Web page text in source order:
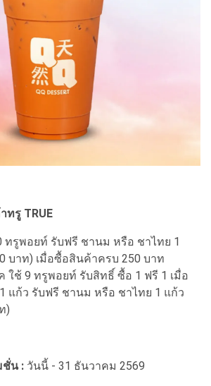
ทรู TRUE
ทรูพอยท์ รับฟรี ชานม หรือ ชาไทย 1
บาท) เมื่อซื้อสินค้าครบ 250 บาท
ใช้ 9 ทรูพอยท์ รับสิทธิ์ ซื้อ 1 ฟรี 1 เมื่อ
แก้ว รับฟรี ชานม หรือ ชาไทย 1 แก้ว
)
ชั่น : วันนี้ - 31 ธันวาคม 2569